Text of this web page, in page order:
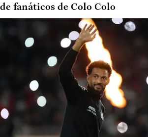
de fanáticos de Colo Colo